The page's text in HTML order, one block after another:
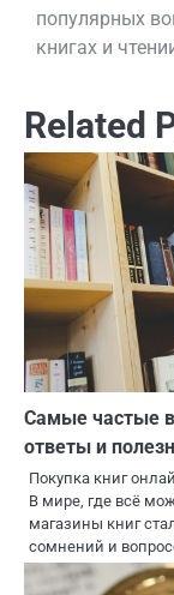
по
популярных
книгах и
Related
Самые частые
ответы и
Покупка книг
В мире, где всё
магазины книг
сомнений и